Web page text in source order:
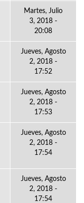
Martes, Julio
3, 2018 -
20:08
Jueves, Agosto
2, 2018 -
17:52
Jueves, Agosto
2, 2018 -
17:53
Jueves, Agosto
2, 2018 -
17:54
Jueves, Agosto
2, 2018 -
17:54